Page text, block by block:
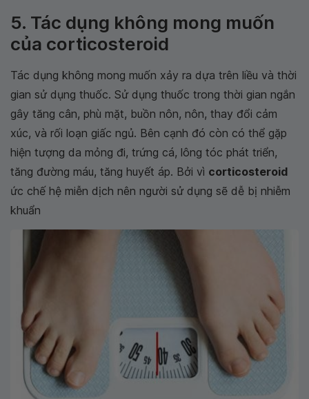
5. Tác dụng không mong muốn
của corticosteroid
Tác dụng không mong muốn xảy ra dựa trên liều và thời
gian sử dụng thuốc. Sử dụng thuốc trong thời gian ngắn
gây tăng cân, phù mặt, buồn nôn, nôn, thay đổi cảm
xúc, và rối loạn giấc ngủ. Bên cạnh đó còn có thể gặp
hiện tượng da mỏng đi, trứng cá, lông tóc phát triển,
tăng đường máu, tăng huyết áp. Bởi vì corticosteroid
ức chế hệ miễn dịch nên người sử dụng sẽ dễ bị nhiễm
khuẩn